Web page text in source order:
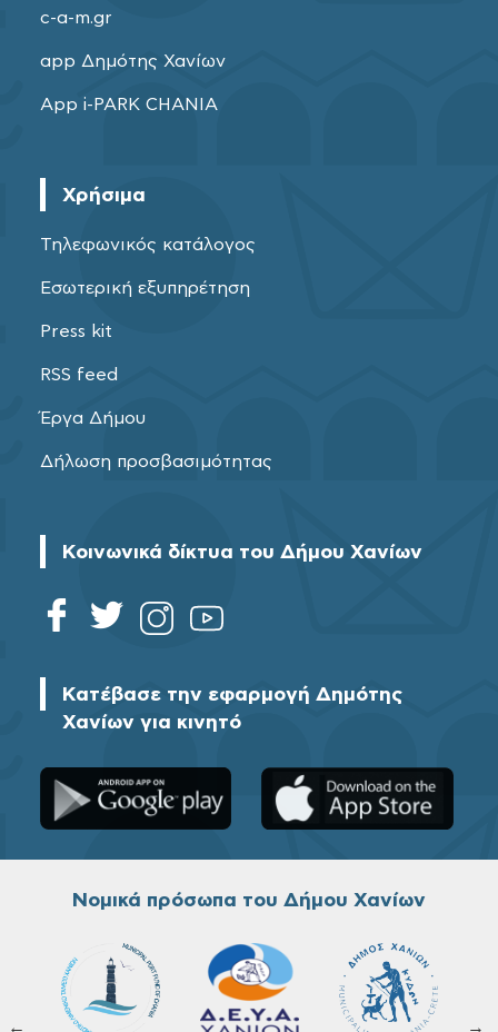
c-a-m.gr
app Δημότης Χανίων
App i-PARK CHANIA
Χρήσιμα
Τηλεφωνικός κατάλογος
Εσωτερική εξυπηρέτηση
Press kit
RSS feed
Έργα Δήμου
Δήλωση προσβασιμότητας
Κοινωνικά δίκτυα του Δήμου Χανίων
Κατέβασε την εφαρμογή Δημότης
Χανίων για κινητό
Νομικά πρόσωπα του Δήμου Χανίων
← →